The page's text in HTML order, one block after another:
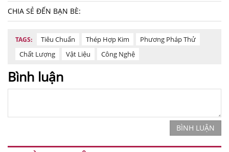
CHIA SẺ ĐẾN BẠN BÈ:
TAGS: Tiêu Chuẩn Thép Hợp Kim
Phương Pháp Thử
Chất Lượng
Vật Liệu Công Nghệ
Bình luận
BÌNH LUẬN